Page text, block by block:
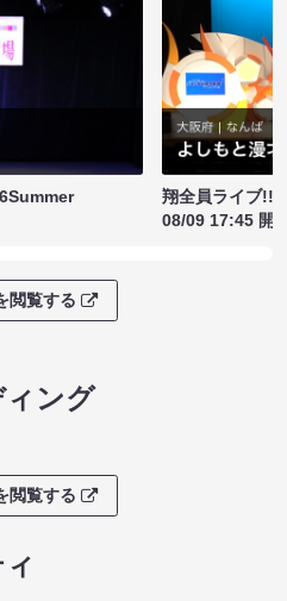
翔全員ライブ!!!
08/09 17:45 開
閲覧する
ング
閲覧する